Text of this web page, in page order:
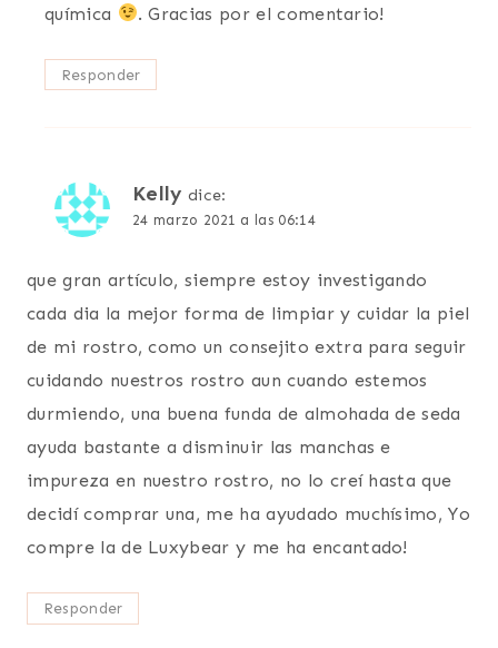
química
. Gracias por el comentario!
Responder
Kelly dice:
24 marzo 2021 a las 06:14
que gran artículo, siempre estoy investigando
cada dia la mejor forma de limpiar y cuidar la piel
de mi rostro, como un consejito extra para seguir
cuidando nuestros rostro aun cuando estemos
durmiendo, una buena funda de almohada de seda
ayuda bastante a disminuir las manchas e
impureza en nuestro rostro, no lo creí hasta que
decidí comprar una, me ha ayudado muchísimo, Yo
compre la de Luxybear y me ha encantado!
Responder